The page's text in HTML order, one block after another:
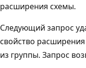
расширения схемы.
Следующий запрос
свойство
из группы. Запрос